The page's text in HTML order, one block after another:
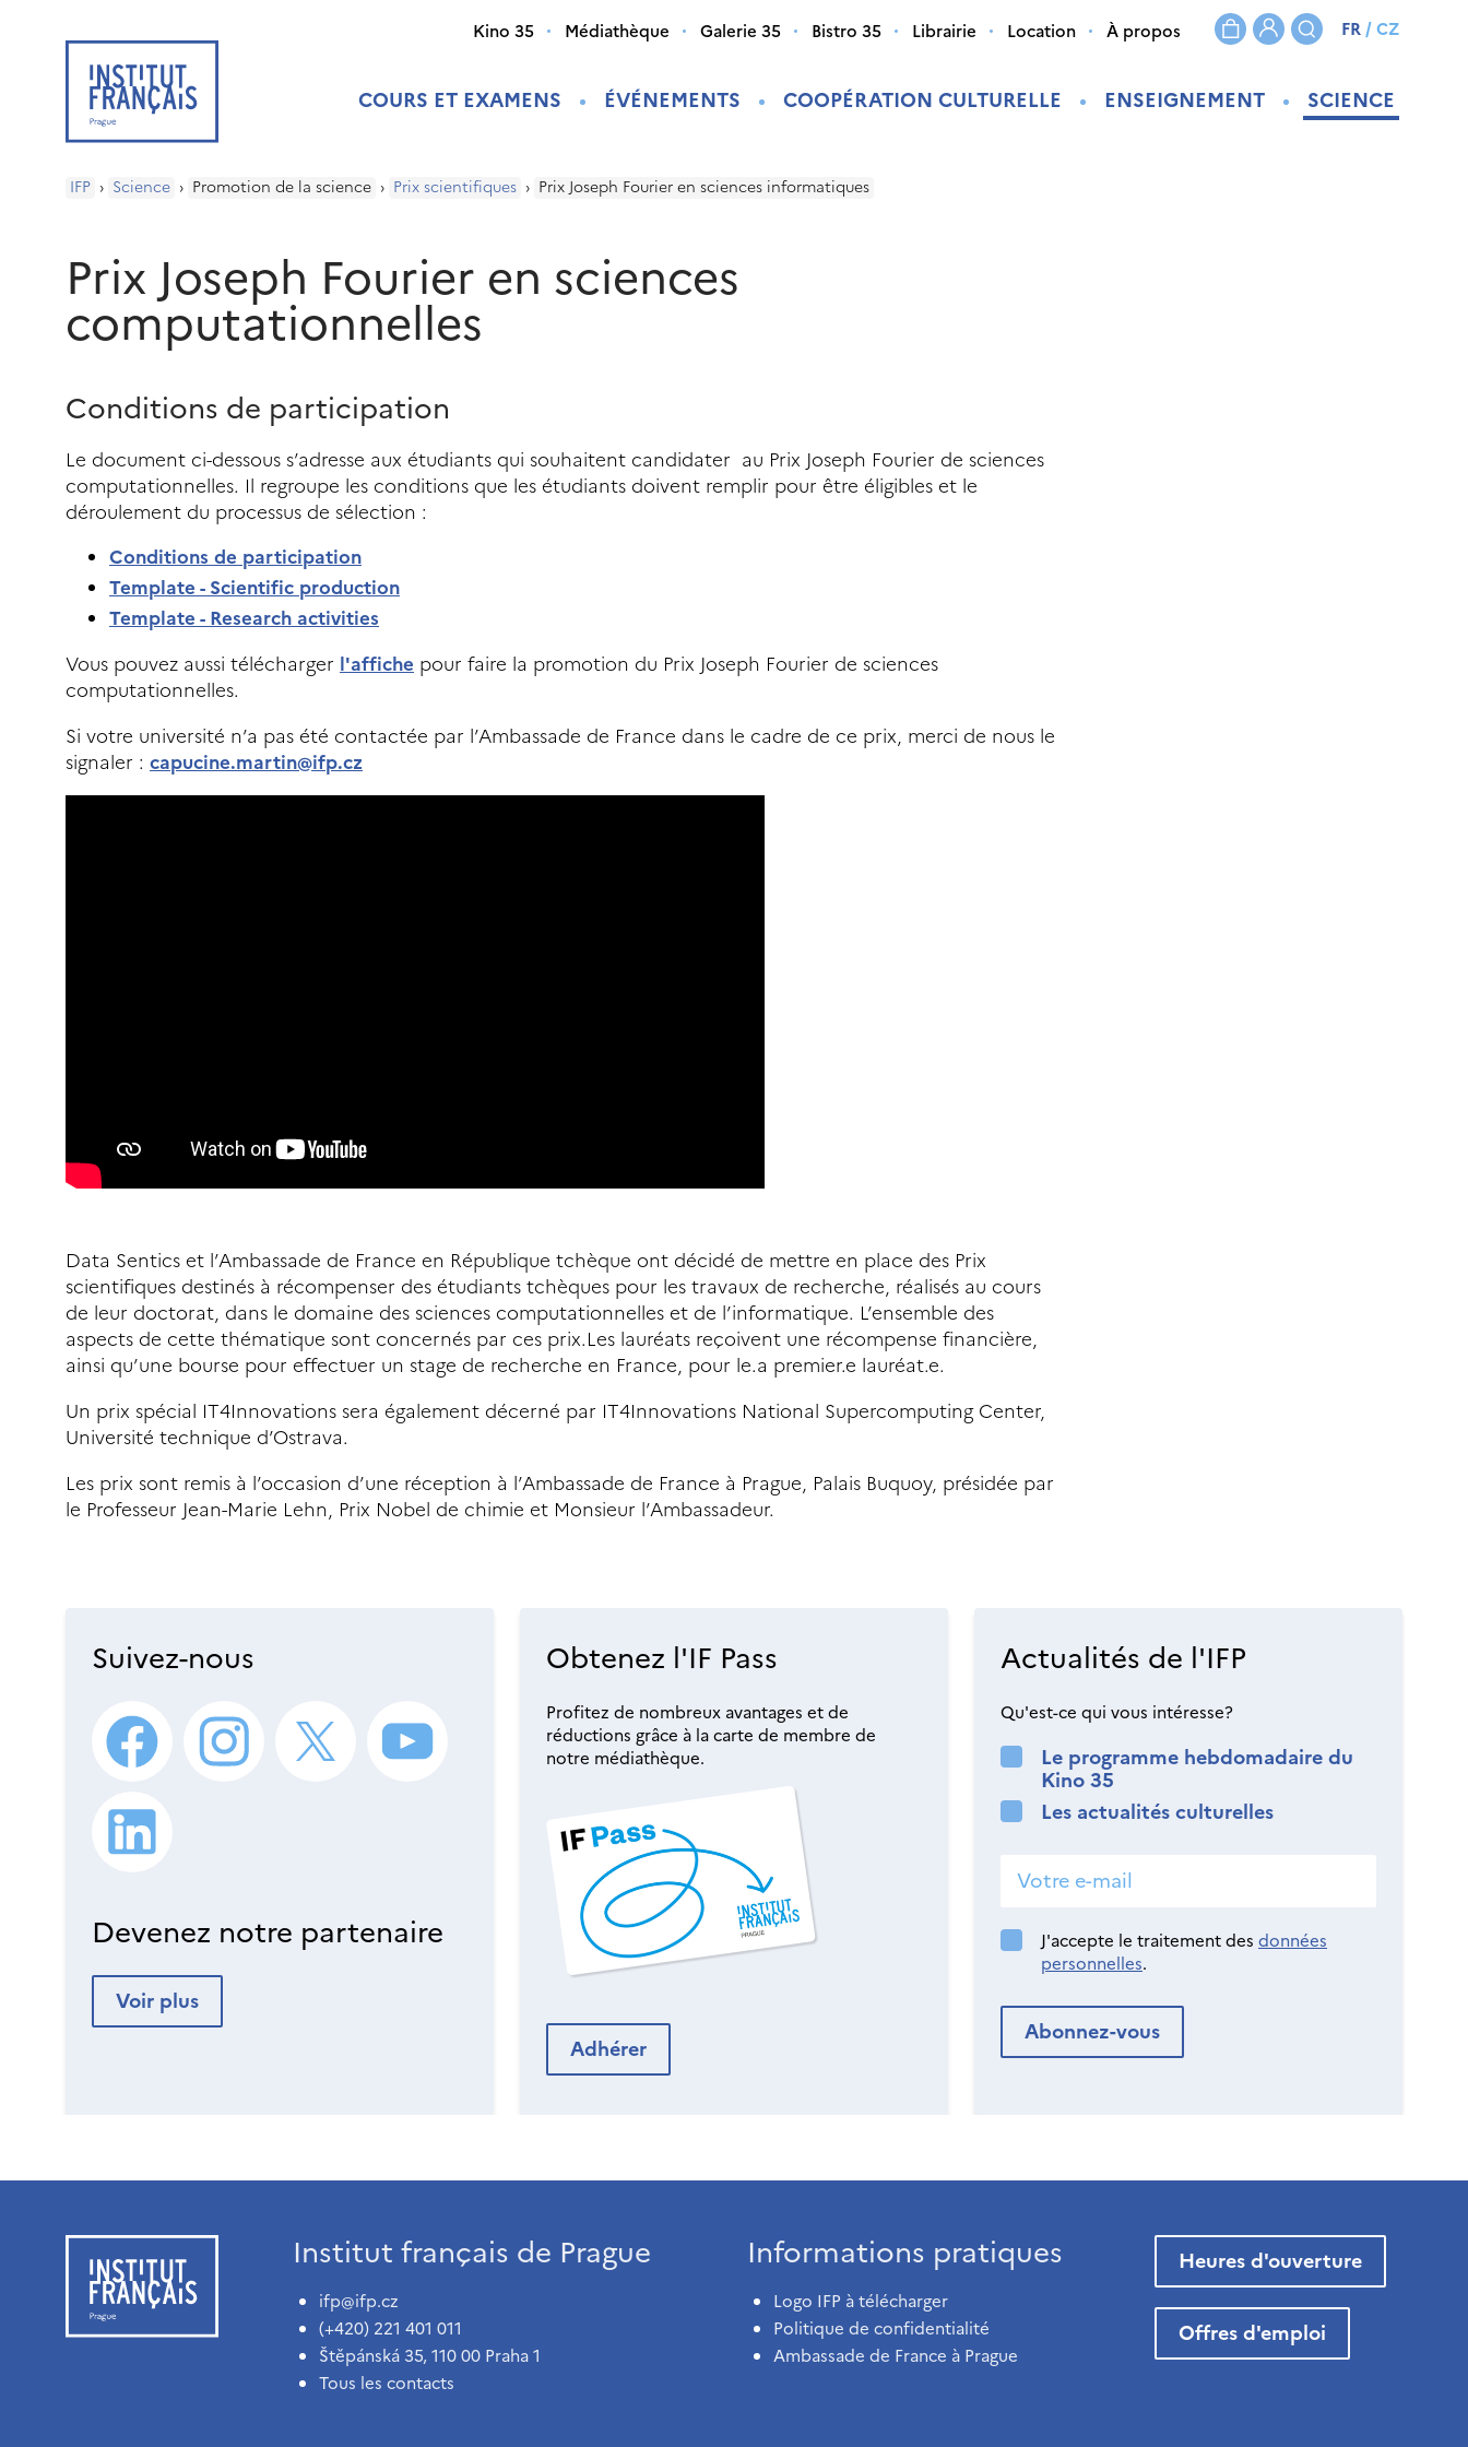
COURS ET EXAMENS ÉVÉNEMENTS COOPÉRATION CULTURELLE ENSEIGNEMENT SCIENCE
Kino 35 Médiathèque Galerie 35 Bistro 35 Librairie Location À propos FR/CZ
IFP › Science › Promotion de la science › Prix scientifiques › Prix Joseph Fourier en sciences informatiques
Prix Joseph Fourier en sciences
computationnelles
Conditions de participation
Le document ci-dessous s’adresse aux étudiants qui souhaitent candidater au Prix Joseph Fourier de sciences
computationnelles. Il regroupe les conditions que les étudiants doivent remplir pour être éligibles et le
déroulement du processus de sélection :
Conditions de participation
Template - Scientific production
Template - Research activities
Vous pouvez aussi télécharger l'affiche pour faire la promotion du Prix Joseph Fourier de sciences
computationnelles.
Si votre université n’a pas été contactée par l’Ambassade de France dans le cadre de ce prix, merci de nous le
signaler : capucine.martin@ifp.cz
Data Sentics et l’Ambassade de France en République tchèque ont décidé de mettre en place des Prix
scientifiques destinés à récompenser des étudiants tchèques pour les travaux de recherche, réalisés au cours
de leur doctorat, dans le domaine des sciences computationnelles et de l’informatique. L’ensemble des
aspects de cette thématique sont concernés par ces prix.Les lauréats reçoivent une récompense financière,
ainsi qu’une bourse pour effectuer un stage de recherche en France, pour le.a premier.e lauréat.e.
Un prix spécial IT4Innovations sera également décerné par IT4Innovations National Supercomputing Center,
Université technique d’Ostrava.
Les prix sont remis à l’occasion d’une réception à l’Ambassade de France à Prague, Palais Buquoy, présidée par
le Professeur Jean-Marie Lehn, Prix Nobel de chimie et Monsieur l’Ambassadeur.
Suivez-nous
Devenez notre partenaire
Voir plus
Obtenez l'IF Pass
Profitez de nombreux avantages et de
réductions grâce à la carte de membre de
notre médiathèque.
Adhérer
Actualités de l'IFP
Qu'est-ce qui vous intéresse?
Le programme hebdomadaire du
Kino 35
Les actualités culturelles
J'accepte le traitement des données
personnelles.
Institut français de Prague
ifp@ifp.cz
(+420) 221 401 011
Štěpánská 35, 110 00 Praha 1
Tous les contacts
Informations pratiques
Logo IFP à télécharger
Politique de confidentialité
Ambassade de France à Prague
Heures d'ouverture
Offres d'emploi